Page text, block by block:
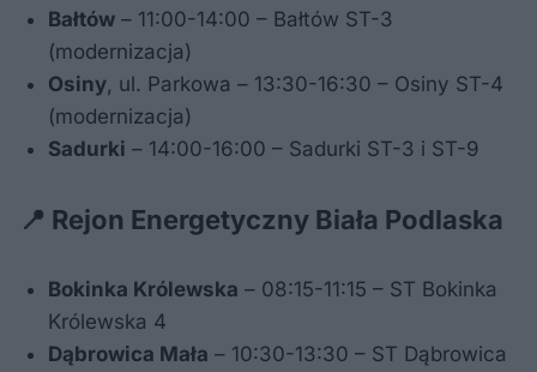
Bałtów – 11:00-14:00 – Bałtów ST-3
(modernizacja)
Osiny , ul. Parkowa – 13:30-16:30 – Osiny ST-4
(modernizacja)
Sadurki – 14:00-16:00 – Sadurki ST-3 i ST-9
📍 Rejon Energetyczny Biała Podlaska
Bokinka Królewska – 08:15-11:15 – ST Bokinka
Królewska 4
Dąbrowica Mała – 10:30-13:30 – ST Dąbrowica